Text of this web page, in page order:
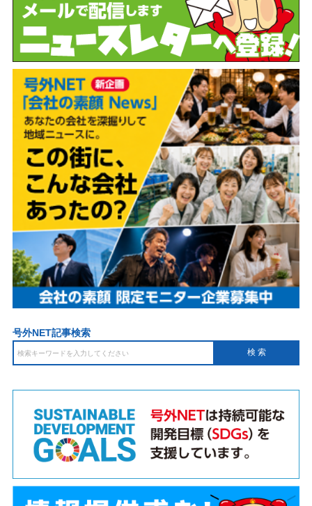
号外NET記事検索